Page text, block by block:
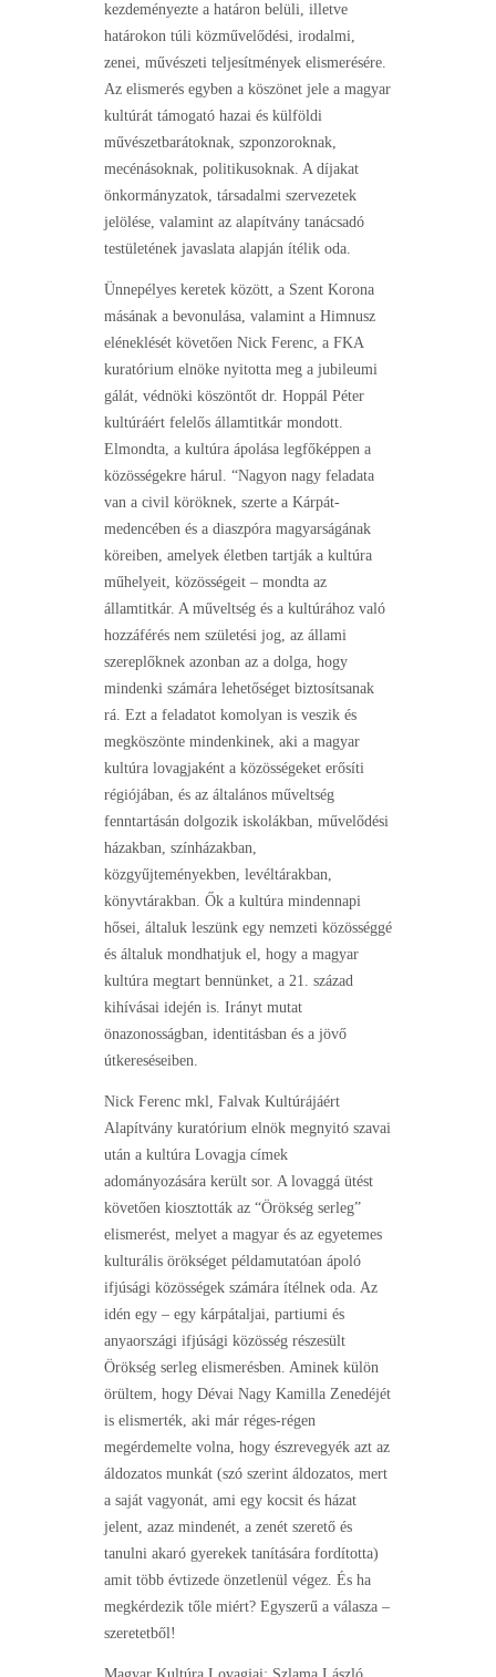
kezdeményezte a határon belüli, illetve
határokon túli közművelődési, irodalmi,
zenei, művészeti teljesítmények elismerésére.
Az elismerés egyben a köszönet jele a magyar
kultúrát támogató hazai és külföldi
művészetbarátoknak, szponzoroknak,
mecénásoknak, politikusoknak. A díjakat
önkormányzatok, társadalmi szervezetek
jelölése, valamint az alapítvány tanácsadó
testületének javaslata alapján ítélik oda.
Ünnepélyes keretek között, a Szent Korona
másának a bevonulása, valamint a Himnusz
eléneklését követően Nick Ferenc, a FKA
kuratórium elnöke nyitotta meg a jubileumi
gálát, védnöki köszöntőt dr. Hoppál Péter
kultúráért felelős államtitkár mondott.
Elmondta, a kultúra ápolása legfőképpen a
közösségekre hárul. “Nagyon nagy feladata
van a civil köröknek, szerte a Kárpát-
medencében és a diaszpóra magyarságának
köreiben, amelyek életben tartják a kultúra
műhelyeit, közösségeit – mondta az
államtitkár. A műveltség és a kultúrához való
hozzáférés nem születési jog, az állami
szereplőknek azonban az a dolga, hogy
mindenki számára lehetőséget biztosítsanak
rá. Ezt a feladatot komolyan is veszik és
megköszönte mindenkinek, aki a magyar
kultúra lovagjaként a közösségeket erősíti
régiójában, és az általános műveltség
fenntartásán dolgozik iskolákban, művelődési
házakban, színházakban,
közgyűjteményekben, levéltárakban,
könyvtárakban. Ők a kultúra mindennapi
hősei, általuk leszünk egy nemzeti közösséggé
és általuk mondhatjuk el, hogy a magyar
kultúra megtart bennünket, a 21. század
kihívásai idején is. Irányt mutat
önazonosságban, identitásban és a jövő
útkereséseiben.
Nick Ferenc mkl, Falvak Kultúrájáért
Alapítvány kuratórium elnök megnyitó szavai
után a kultúra Lovagja címek
adományozására került sor. A lovaggá ütést
követően kiosztották az “Örökség serleg”
elismerést, melyet a magyar és az egyetemes
kulturális örökséget példamutatóan ápoló
ifjúsági közösségek számára ítélnek oda. Az
idén egy – egy kárpátaljai, partiumi és
anyaországi ifjúsági közösség részesült
Örökség serleg elismerésben. Aminek külön
örültem, hogy Dévai Nagy Kamilla Zenedéjét
is elismerték, aki már réges-régen
megérdemelte volna, hogy észrevegyék azt az
áldozatos munkát (szó szerint áldozatos, mert
a saját vagyonát, ami egy kocsit és házat
jelent, azaz mindenét, a zenét szerető és
tanulni akaró gyerekek tanítására fordította)
amit több évtizede önzetlenül végez. És ha
megkérdezik tőle miért? Egyszerű a válasza –
szeretetből!